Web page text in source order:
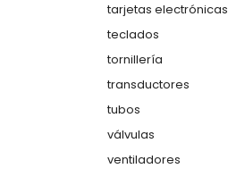
tarjetas electrónicas
teclados
tornillería
transductores
tubos
válvulas
ventiladores